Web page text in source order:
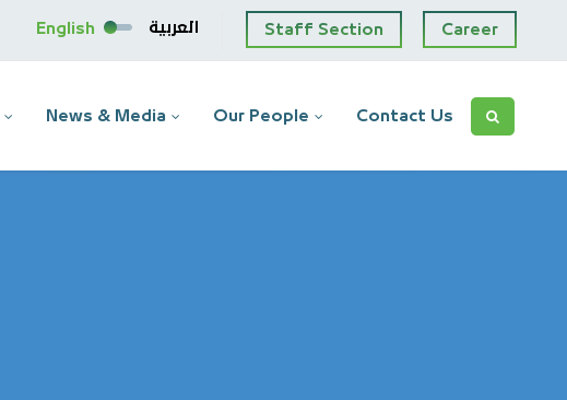
English العربية Staff Section Career
News & Media Our People Contact Us